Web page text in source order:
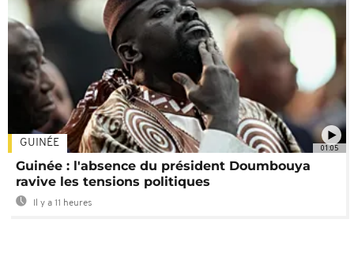
01:05
GUINÉE
Guinée : l'absence du président Doumbouya
ravive les tensions politiques
Il y a 11 heures